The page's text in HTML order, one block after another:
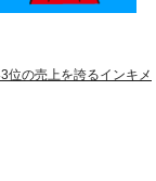
位の売上を誇るインキメ